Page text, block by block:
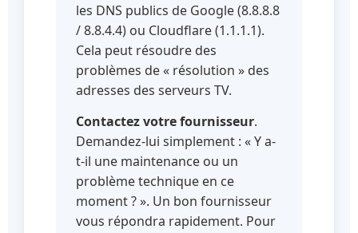
les DNS publics de Google (8.8.8.8
/ 8.8.4.4) ou Cloudflare (1.1.1.1).
Cela peut résoudre des
problèmes de « résolution » des
adresses des serveurs TV.
Contactez votre fournisseur.
Demandez-lui simplement : « Y a-
t-il une maintenance ou un
problème technique en ce
moment ? ». Un bon fournisseur
vous répondra rapidement. Pour